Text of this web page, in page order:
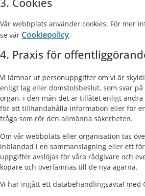
Vår webbplats använder cookies. För mer
se vår Cookiepolicy.
4. Praxis för
Vi lämnar ut personuppgifter om vi är
enligt lag eller domstolsbeslut, som svar
organ, i den mån det är tillåtet enligt andra
för att tillhandahålla information eller för
fråga som rör den allmänna säkerheten.
Om vår webbplats eller organisation tas
inblandad i en sammanslagning eller ett
uppgifter avslöjas för våra rådgivare och
köpare och överlämnas till de nya ägarna.
Vi har ingått ett databehandlingsavtal med